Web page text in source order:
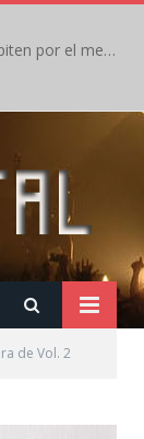
Crónica: In Flames y The Baboon Show compiten por el mejor concierto del día en el Leyendas del Rock – Viernes – Agosto 2026
de Vol. 2